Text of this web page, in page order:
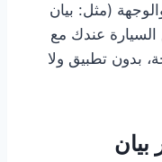
والوجهة (مثل: بيان
خلال 3-7 دقايق السيارة عندك مع
بدون تطبيق ولا
بيان